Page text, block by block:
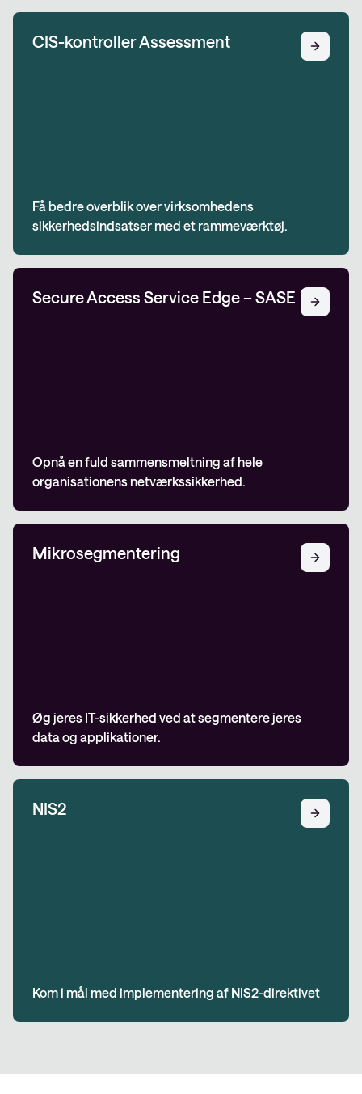
CIS-kontroller Assessment
Få bedre overblik over virksomhedens
sikkerhedsindsatser med et rammeværktøj.
Secure Access Service Edge – SASE
Opnå en fuld sammensmeltning af hele
organisationens netværkssikkerhed.
Mikrosegmentering
Øg jeres IT-sikkerhed ved at segmentere jeres
data og applikationer.
NIS2
Kom i mål med implementering af NIS2-direktivet